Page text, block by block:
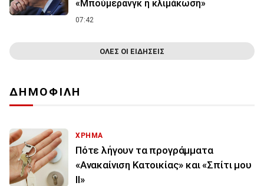
«Μπούμερανγκ η κλιμάκωση»
07:42
ΟΛΕΣ ΟΙ ΕΙΔΗΣΕΙΣ
ΔΗΜΟΦΙΛΗ
ΧΡΗΜΑ
Πότε λήγουν τα προγράμματα
«Ανακαίνιση Κατοικίας» και «Σπίτι μου
ΙΙ»